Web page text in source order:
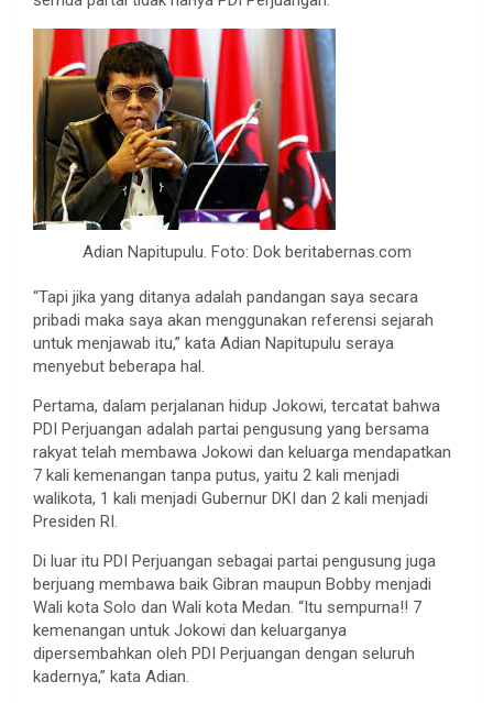
Adian Napitupulu. Foto: Dok beritabernas.com
“Tapi jika yang ditanya adalah pandangan saya secara
pribadi maka saya akan menggunakan referensi sejarah
untuk menjawab itu,” kata Adian Napitupulu seraya
menyebut beberapa hal.
Pertama, dalam perjalanan hidup Jokowi, tercatat bahwa
PDI Perjuangan adalah partai pengusung yang bersama
rakyat telah membawa Jokowi dan keluarga mendapatkan
7 kali kemenangan tanpa putus, yaitu 2 kali menjadi
walikota, 1 kali menjadi Gubernur DKI dan 2 kali menjadi
Presiden RI.
Di luar itu PDI Perjuangan sebagai partai pengusung juga
berjuang membawa baik Gibran maupun Bobby menjadi
Wali kota Solo dan Wali kota Medan. “Itu sempurna!! 7
kemenangan untuk Jokowi dan keluarganya
dipersembahkan oleh PDI Perjuangan dengan seluruh
kadernya,” kata Adian.